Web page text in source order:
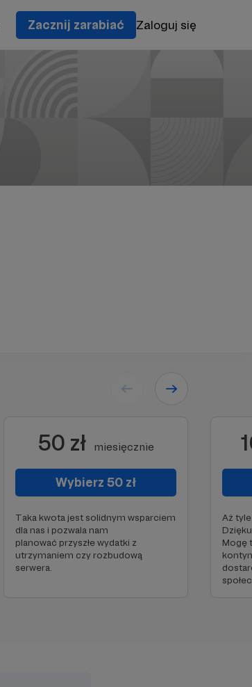
Zacznij zarabiać Zaloguj się
50 zł miesięcznie
Wybierz 50 zł
Taka kwota jest solidnym wsparciem
dla nas i pozwala nam
planować przyszłe wydatki z
utrzymaniem czy rozbudową
serwera.
Aż
Mogę